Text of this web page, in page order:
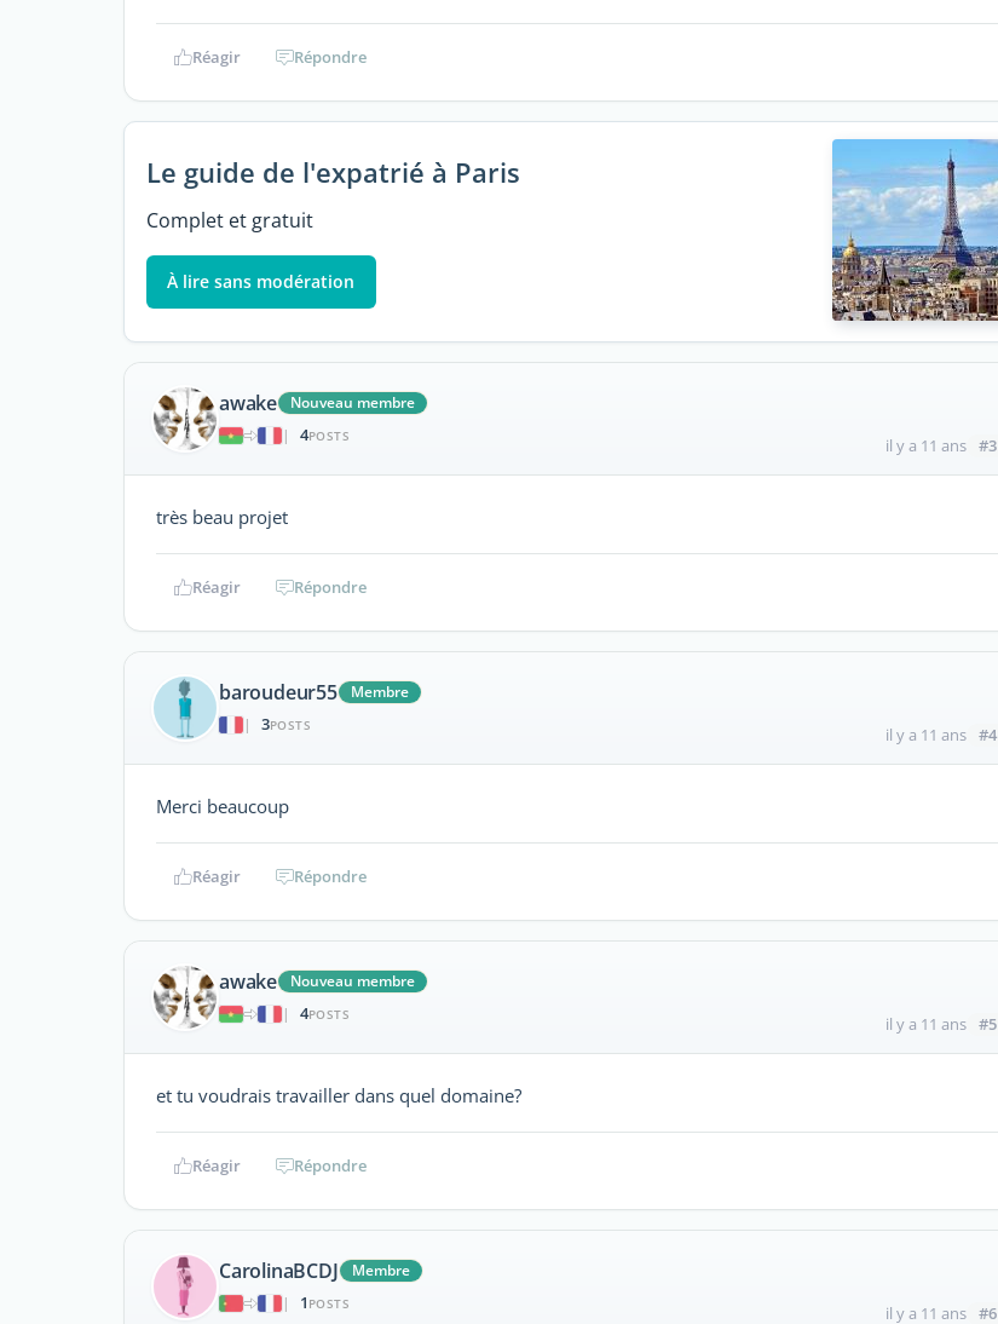
Réagir Répondre
Le guide de l'expatrié à Paris
Complet et gratuit
À lire sans modération
awake
Nouveau membre
|
4POSTS il y a 11 ans #3
très beau projet
Réagir Répondre
baroudeur55
Membre
|
3POSTS il y a 11 ans #4
Merci beaucoup
Réagir Répondre
awake
Nouveau membre
|
4POSTS il y a 11 ans #5
et tu voudrais travailler dans quel domaine?
Réagir Répondre
CarolinaBCDJ
Membre
|
1 POSTS il y a 11 ans #6